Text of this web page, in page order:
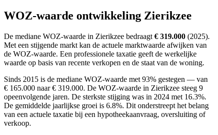
WOZ-waarde ontwikkeling Zierikzee
De mediane WOZ-waarde in Zierikzee bedraagt € 319.000 (2025).
Met een stijgende markt kan de actuele marktwaarde afwijken van
de WOZ-waarde. Een professionele taxatie geeft de werkelijke
waarde op basis van recente verkopen en de staat van de woning.
Sinds 2015 is de mediane WOZ-waarde met 93% gestegen — van
€ 165.000 naar € 319.000. De WOZ-waarde in Zierikzee steeg 9
opeenvolgende jaren. De sterkste stijging was in 2024 met 16.3%.
De gemiddelde jaarlijkse groei is 6.8%. Dit onderstreept het belang
van een actuele taxatie bij een hypotheekaanvraag, oversluiting of
verkoop.